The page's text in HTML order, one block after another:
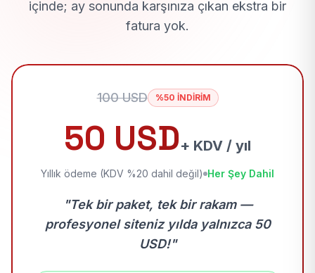
içinde; ay sonunda karşınıza çıkan ekstra bir
fatura yok.
100 USD %50 İNDİRİM
50 USD+ KDV / yıl
Yıllık ödeme (KDV %20 dahil değil) Her Şey Dahil
"Tek bir paket, tek bir rakam —
profesyonel siteniz yılda yalnızca 50
USD!"